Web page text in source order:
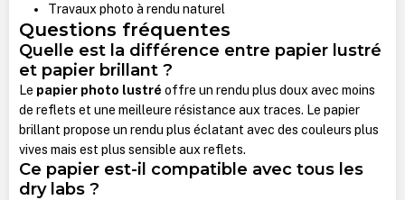
Travaux photo à rendu naturel
Questions fréquentes
Quelle est la différence entre papier lustré
et papier brillant ?
Le papier photo lustré offre un rendu plus doux avec moins
de reflets et une meilleure résistance aux traces. Le papier
brillant propose un rendu plus éclatant avec des couleurs plus
vives mais est plus sensible aux reflets.
Ce papier est-il compatible avec tous les
dry labs ?